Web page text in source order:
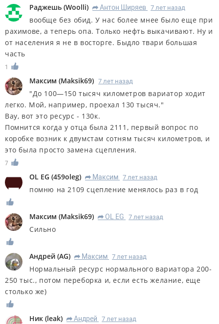
Раджешь (Woolli) R Антон Ширяев 7 лет назад
вообще без обид. У нас более мнее было еще при
рахимове, а теперь опа. Только нефть выкачивают. Ну и
от населения я не в восторге. Быдло твари большая
часть
1
Максим (Maksik69) 7 лет назад
"До 100—150 тысяч километров вариатор ходит
легко. Мой, например, проехал 130 тысяч."
Вау, вот это ресурс - 130к.
Помнится когда у отца была 2111, первый вопрос по
коробке возник к двумстам сотням тысяч километров, и
это была просто замена сцепления.
7
OL EG (459oleg) R Максим 7 лет назад
помню на 2109 сцепление менялось раз в год
Максим (Maksik69) R OL EG 7 лет назад
Сильно
Андрей (AG) R Максим 7 лет назад
Нормальный ресурс нормального вариатора 200-
250 тыс., потом переборка и, если есть желание, еще
столько же)
Ник (leak) R Андрей 7 лет назад